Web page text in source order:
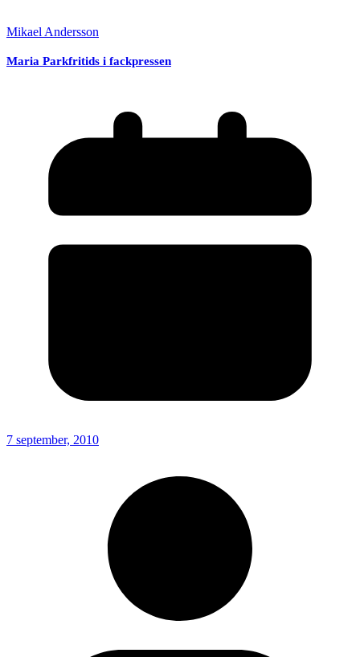
Mikael Andersson
Maria Parkfritids i fackpressen
7 september, 2010